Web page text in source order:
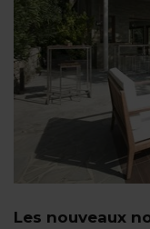
Les nouveaux